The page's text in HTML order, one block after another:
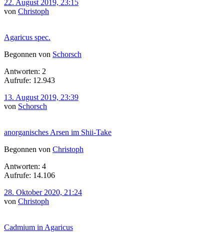
22. August 2019, 23:15
von Christoph
Agaricus spec.
Begonnen von Schorsch
Antworten: 2
Aufrufe: 12.943
13. August 2019, 23:39
von Schorsch
anorganisches Arsen im Shii-Take
Begonnen von Christoph
Antworten: 4
Aufrufe: 14.106
28. Oktober 2020, 21:24
von Christoph
Cadmium in Agaricus